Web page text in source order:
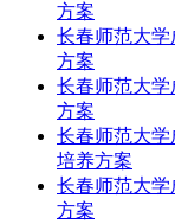
方案
长春师范大
方案
长春师范大
方案
长春师范大
培养方案
长春师范大
方案